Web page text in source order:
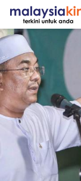
ADS